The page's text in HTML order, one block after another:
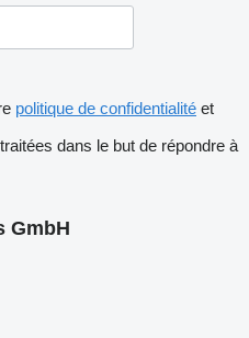
politique de confidentialité et
dans le but de répondre à
GmbH